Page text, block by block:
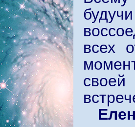
всех